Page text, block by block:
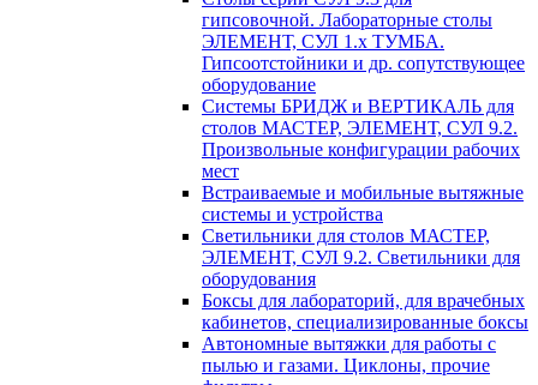
гипсовочной. Лабораторные столы
ЭЛЕМЕНТ, СУЛ 1.х ТУМБА.
Гипсоотстойники и др. сопутствующее
оборудование
Системы БРИДЖ и ВЕРТИКАЛЬ для
столов МАСТЕР, ЭЛЕМЕНТ, СУЛ 9.2.
Произвольные конфигурации рабочих
мест
Встраиваемые и мобильные вытяжные
системы и устройства
Светильники для столов МАСТЕР,
ЭЛЕМЕНТ, СУЛ 9.2. Светильники для
оборудования
Боксы для лабораторий, для врачебных
кабинетов, специализированные боксы
Автономные вытяжки для работы с
пылью и газами. Циклоны, прочие